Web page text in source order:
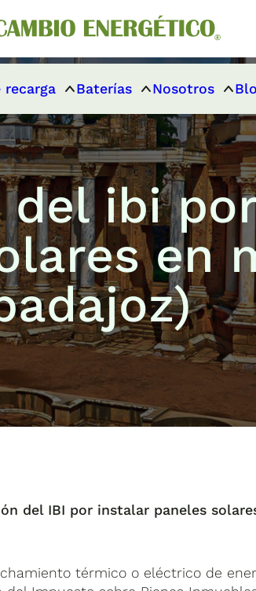
recarga Baterías Nosotros
del ibi
en
del IBI por instalar paneles
térmico o eléctrico de